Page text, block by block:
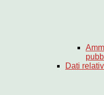
Dati